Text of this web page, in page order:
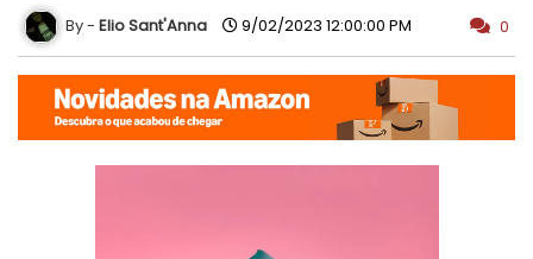
Elio Sant'Anna 9/02/2023 12:00:00 PM 0